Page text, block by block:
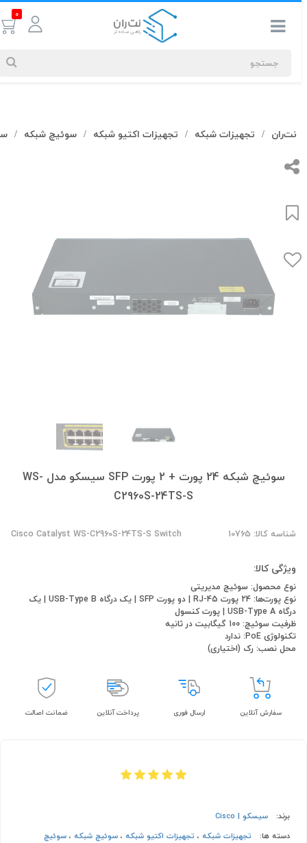
0
جستجوهای
شما
#کابل شبکه
بیشترین
جستجوهای
#کابل شبکه
#کابل شبکه نگزنس
نت‌ران تجهیزات شبکه تجهیزات اکتیو شبکه سوئیچ شبکه
سوئیچ شبکه 24 پورت + 2 پورت SFP سیسکو مدل WS-
C2960S-24TS-S
شناسه کالا: 10765 Cisco Catalyst WS-C2960S-24TS-S Switch
ویژگی کالا:
نوع محصول: سوئیچ مدیریتی
نوع پورت‌ها: 24 پورت RJ-45 | دو پورت SFP‎‎ | یک درگاه USB-Type B | یک
درگاه USB-Type A | پورت کنسول
ظرفیت سوئیچ: 100 گیگابیت در ثانیه
تکنولوژی PoE: ندارد
محل نصب: رک (اختیاری)
سفارش آنلاین ارسال فوری پرداخت آنلاین ضمانت اصالت
برند:
سیسکو | Cisco
دسته ها:
تجهیزات شبکه، تجهیزات اکتیو شبکه، سوئیچ شبکه، سوئیچ